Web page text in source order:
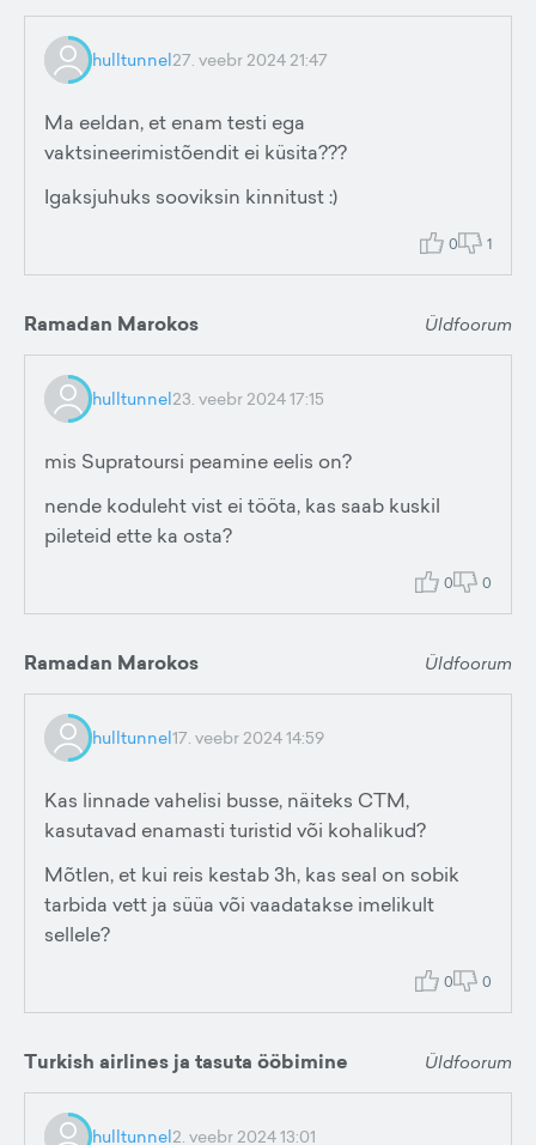
hulltunnel27. veebr 2024 21:47
Ma eeldan, et enam testi ega
vaktsineerimistõendit ei küsita???
Igaksjuhuks sooviksin kinnitust :)
0 1
Ramadan Marokos Üldfoorum
hulltunnel23. veebr 2024 17:15
mis Supratoursi peamine eelis on?
nende koduleht vist ei tööta, kas saab kuskil
pileteid ette ka osta?
0 0
Ramadan Marokos Üldfoorum
hulltunnel17. veebr 2024 14:59
Kas linnade vahelisi busse, näiteks CTM,
kasutavad enamasti turistid või kohalikud?
Mõtlen, et kui reis kestab 3h, kas seal on sobik
tarbida vett ja süüa või vaadatakse imelikult
sellele?
0 0
Turkish airlines ja tasuta ööbimine Üldfoorum
hulltunnel2. veebr 2024 13:01